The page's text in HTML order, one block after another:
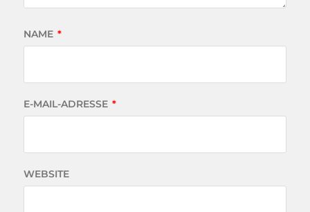
NAME *
E-MAIL-ADRESSE *
WEBSITE